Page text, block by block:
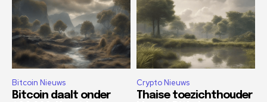
Bitcoin Nieuws
Bitcoin daalt onder
Crypto Nieuws
Thaise toezichthouder